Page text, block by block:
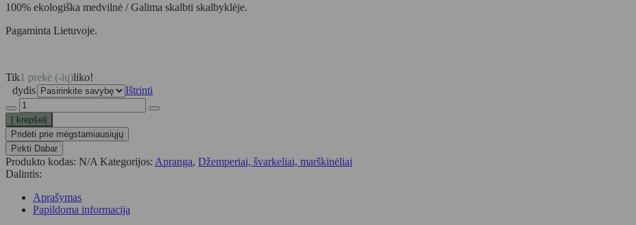
100% ekologiška medvilnė / Galima skalbti skalbyklėje.
Pagaminta Lietuvoje.
Tik1 prekė (-ių)liko!
dydis
Ištrinti
produkto
kiekis:
OXOX
CLUB
džemperis
POTATO
Į krepšelį
Pridėti prie mėgstamiausiųjų
Pirkti Dabar
Produkto kodas: N/A Kategorijos: Apranga, Džemperiai, švarkeliai, marškinėliai
Dalintis:
Aprašymas
Papildoma informacija